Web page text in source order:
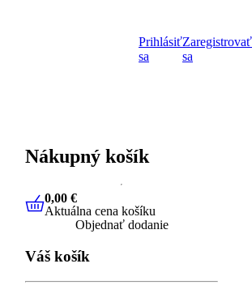
Prihlásiť
sa
Zaregistrovať
sa
Nákupný košík
0,00 €Aktuálna cena košíku
0,00 €
Aktuálna cena košíku
Objednať dodanie
Váš košík